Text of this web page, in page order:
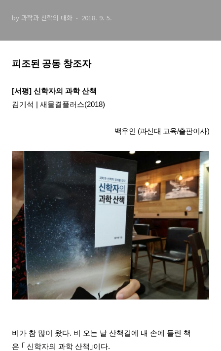
by 과학과 신학의 대화 2018. 9. 5.
피조된 공동 창조자
[서평] 신학자의 과학 산책
김기석 | 새물결플러스(2018)
백우인 (과신대 교육/출판이사)
비가 참 많이 왔다. 비 오는 날 산책길에 내 손에 들린 책
은 ｢ 신학자의 과학 산책 ｣이다.